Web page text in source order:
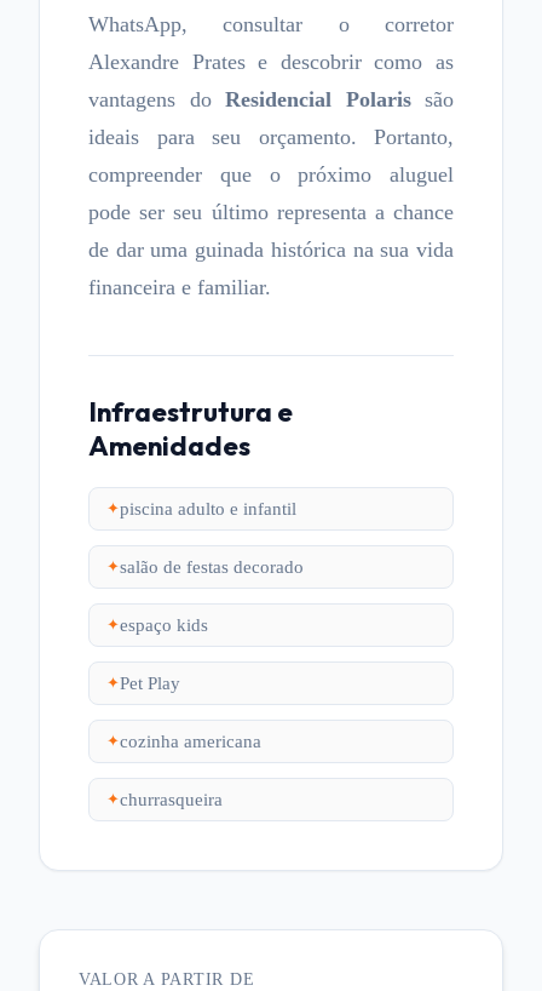
WhatsApp, consultar o corretor
Alexandre Prates e descobrir como as
vantagens do Residencial Polarissão
ideais para seu orçamento. Portanto,
compreender que o próximo aluguel
pode ser seu último representa a chance
de dar uma guinada histórica na sua vida
financeira e familiar.
Infraestrutura e
Amenidades
✦piscina adulto e infantil
✦salão de festas decorado
✦espaço kids
✦Pet Play
✦cozinha americana
✦churrasqueira
VALOR A PARTIR DE